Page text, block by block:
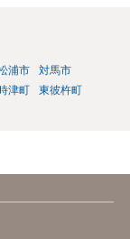
ません） ・マイナ
停止と再発行手続
用されたトラブル
談済みとのことで
応じず、警察へ追
浦市
対馬市
津町
東彼杵町